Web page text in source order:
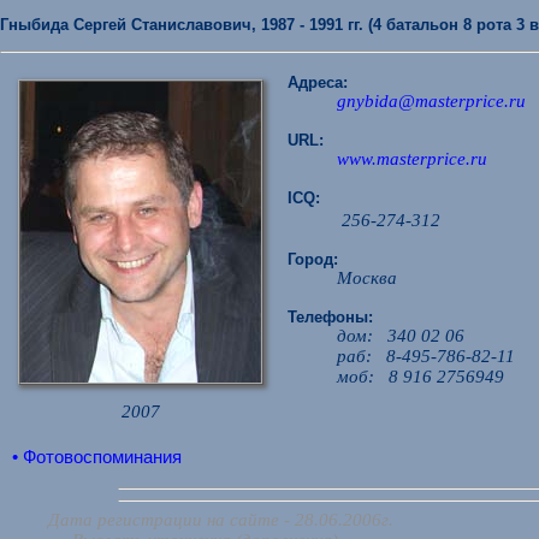
Гныбида Сергей Станиславович, 1987 - 1991 гг. (4 батальон 8 рота 3
2007
• Фотовоспоминания
Адреса:
gnybida@masterprice.ru
URL:
www.masterprice.ru
ICQ:
256-274-312
Город:
Москва
Телефоны:
дом: 340 02 06
раб: 8-495-786-82-11
моб: 8 916 2756949
Дата регистрации на сайте - 28.06.2006г.